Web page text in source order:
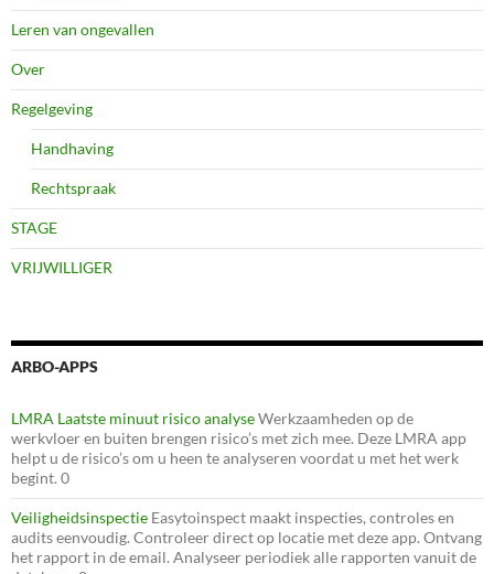
Leren van ongevallen
Over
Regelgeving
Handhaving
Rechtspraak
STAGE
VRIJWILLIGER
ARBO-APPS
LMRA Laatste minuut risico analyseWerkzaamheden op de
werkvloer en buiten brengen risico’s met zich mee. Deze LMRA app
helpt u de risico’s om u heen te analyseren voordat u met het werk
begint. 0
Veiligheidsinspectie Easytoinspect maakt inspecties, controles en
audits eenvoudig. Controleer direct op locatie met deze app. Ontvang
het rapport in de email. Analyseer periodiek alle rapporten vanuit de